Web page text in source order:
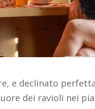
e declinato
dei ravioli nei